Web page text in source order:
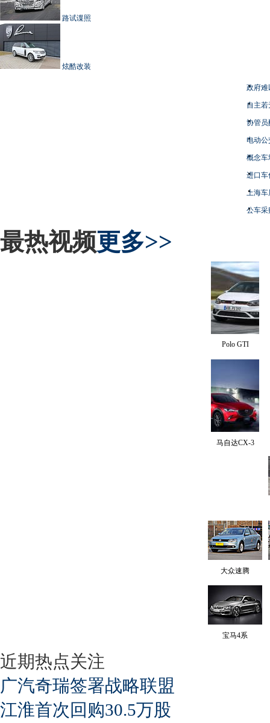
路试谍照
炫酷改装
政府难
自主
协管员
电动
概念车
进口车
上海
公车采
最热视频更多>>
Polo GTI
马自达CX-3
大众速腾
宝马4系
近期热点关注
广汽奇瑞签署战略联盟
江淮首次回购30.5万股